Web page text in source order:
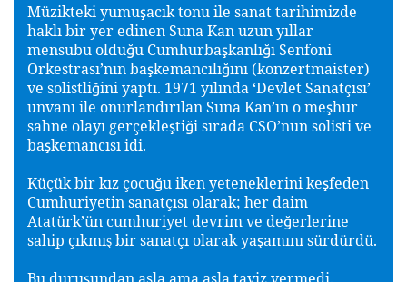
Müzikteki yumuşacık tonu ile sanat tarihimizde
haklı bir yer edinen Suna Kan uzun yıllar
mensubu olduğu Cumhurbaşkanlığı Senfoni
Orkestrası’nın başkemancılığını (konzertmaister)
ve solistliğini yaptı. 1971 yılında ‘Devlet Sanatçısı’
unvanı ile onurlandırılan Suna Kan’ın o meşhur
sahne olayı gerçekleştiği sırada CSO’nun solisti ve
başkemancısı idi.
Küçük bir kız çocuğu iken yeteneklerini keşfeden
Cumhuriyetin sanatçısı olarak; her daim
Atatürk’ün cumhuriyet devrim ve değerlerine
sahip çıkmış bir sanatçı olarak yaşamını sürdürdü.
Bu duruşundan asla ama asla taviz vermedi.